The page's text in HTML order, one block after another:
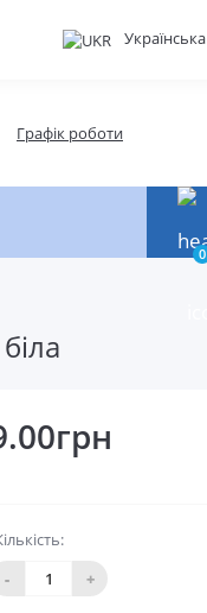
Українська
Графік роботи
0
-
+